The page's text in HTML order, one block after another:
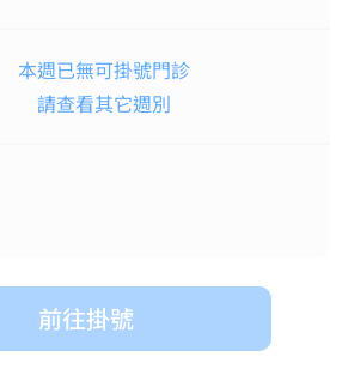
本週已無可掛號門診
請查看其它週別
前往掛號